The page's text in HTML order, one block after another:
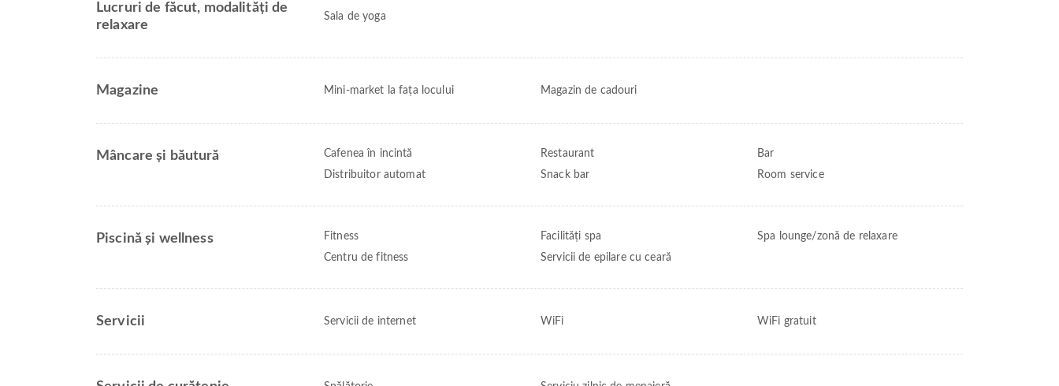
Lucruri de făcut, modalități de
relaxare
Sala de yoga
Magazine Mini-market la fața locului Magazin de cadouri
Mâncare și băutură Cafenea în incintă Restaurant
Bar
Distribuitor automat
Snack bar Room service
Piscină și wellness Fitness Facilități spa
Spa lounge/zonă de relaxare
Centru de fitness
Servicii de epilare cu ceară
Servicii Servicii de internet WiFi WiFi gratuit